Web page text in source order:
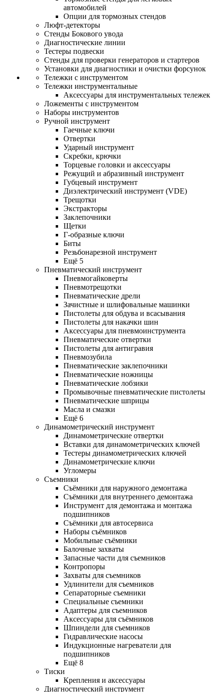
автомобилей
Опции для тормозных стендов
Люфт-детекторы
Стенды Бокового увода
Диагностические линии
Тестеры подвески
Стенды для проверки генераторов и стартеров
Установки для диагностики и очистки форсунок
Тележки с инструментом
Тележки инструментальные
Аксессуары для инструментальных тележек
Ложементы с инструментом
Наборы инструментов
Ручной инструмент
Гаечные ключи
Отвертки
Ударный инструмент
Скребки, крючки
Торцевые головки и аксессуары
Режущий и абразивный инструмент
Губцевый инструмент
Диэлектрический инструмент (VDE)
Трещотки
Экстракторы
Заклепочники
Щетки
Г-образные ключи
Биты
Резьбонарезной инструмент
Ещё 5
Пневматический инструмент
Пневмогайковерты
Пневмотрещотки
Пневматические дрели
Зачистные и шлифовальные машинки
Пистолеты для обдува и всасывания
Пистолеты для накачки шин
Аксессуары для пневмоинструмента
Пневматические отвертки
Пистолеты для антигравия
Пневмозубила
Пневматические заклепочники
Пневматические ножницы
Пневматические лобзики
Промывочные пневматические пистолеты
Пневматические шприцы
Масла и смазки
Ещё 6
Динамометрический инструмент
Динамометрические отвертки
Вставки для динамометрических ключей
Тестеры динамометрических ключей
Динамометрические ключи
Угломеры
Съемники
Съёмники для наружного демонтажа
Съёмники для внутреннего демонтажа
Инструмент для демонтажа и монтажа
подшипников
Съёмники для автосервиса
Наборы съёмников
Мобильные съёмники
Балочные захваты
Запасные части для съемников
Контропоры
Захваты для съемников
Удлинители для съемников
Сепараторные съемники
Специальные съемники
Адаптеры для съемников
Аксессуары для съёмников
Шпиндели для съемников
Гидравлические насосы
Индукционные нагреватели для
подшипников
Ещё 8
Тиски
Крепления и аксессуары
Диагностический инструмент